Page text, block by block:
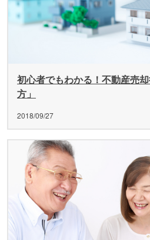
初心者でもわかる！不動産売
方」
2018/09/27